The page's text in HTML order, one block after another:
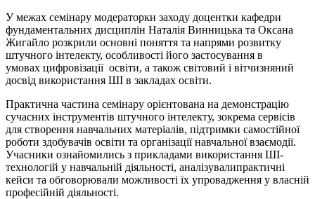
У межах семінару модераторки заходу доцентки кафедри
фундаментальних дисциплін Наталія Винницька та Оксана
Жигайло розкрили основні поняття та напрями розвитку
штучного інтелекту, особливості його застосування в
умовах цифровізації освіти, а також світовий і вітчизняний
досвід використання ШІ в закладах освіти.
Практична частина семінару орієнтована на демонстрацію
сучасних інструментів штучного інтелекту, зокрема сервісів
для створення навчальних матеріалів, підтримки самостійної
роботи здобувачів освіти та організації навчальної взаємодії.
Учасники ознайомились з прикладами використання ШІ-
технологій у навчальній діяльності, аналізувалипрактичні
кейси та обговорювали можливості їх упровадження у власній
професійній діяльності.